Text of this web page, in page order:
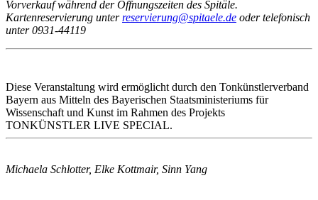
Vorverkauf während der Öffnungszeiten des Spitäle.
Kartenreservierung unterreservierung@spitaele.de oder telefonisch
unter 0931-44119
Diese Veranstaltung wird ermöglicht durch den Tonkünstlerverband
Bayern aus Mitteln des Bayerischen Staatsministeriums für
Wissenschaft und Kunst im Rahmen des Projekts
TONKÜNSTLER LIVE SPECIAL.
Michaela Schlotter, Elke Kottmair, Sinn Yang